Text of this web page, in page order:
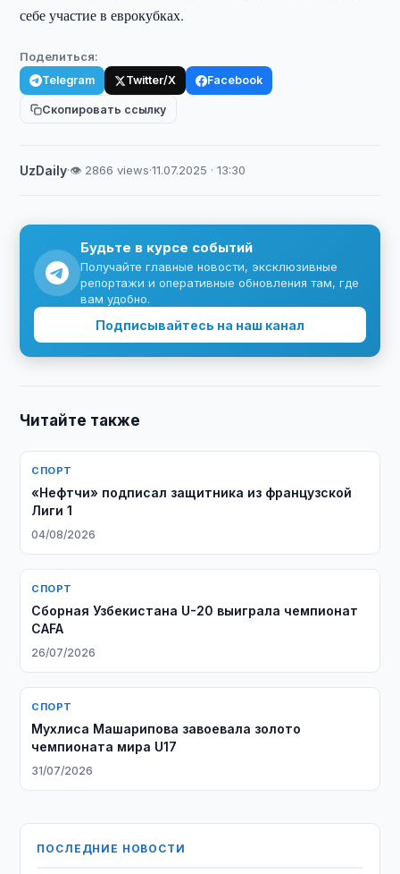
себе участие в еврокубках.
Поделиться:
Telegram Twitter/X Facebook
Скопировать ссылку
UzDaily·👁 2866 views·11.07.2025 · 13:30
Будьте в курсе событий
Получайте главные новости, эксклюзивные
репортажи и оперативные обновления там, где
вам удобно.
Подписывайтесь на наш канал
Читайте также
СПОРТ
«Нефтчи» подписал защитника из французской
Лиги 1
04/08/2026
СПОРТ
Сборная Узбекистана U-20 выиграла чемпионат
CAFA
26/07/2026
СПОРТ
Мухлиса Машарипова завоевала золото
чемпионата мира U17
31/07/2026
ПОСЛЕДНИЕ НОВОСТИ